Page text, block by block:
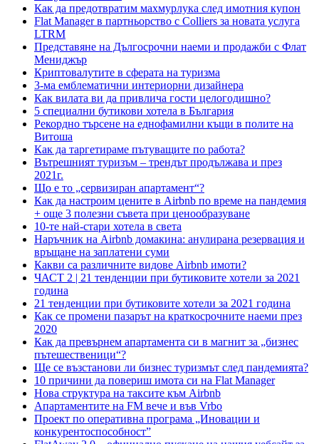
Как да предотвратим махмурлука след имотния купон
Flat Manager в партньорство с Colliers за новата услуга
LTRM
Представяне на Дългосрочни наеми и продажби с Флат
Мениджър
Криптовалутите в сферата на туризма
3-ма емблематични интериорни дизайнера
Как вилата ви да привлича гости целогодишно?
5 специални бутикови хотела в България
Рекордно търсене на еднофамилни къщи в полите на
Витоша
Как да таргетираме пътуващите по работа?
Вътрешният туризъм – трендът продължава и през
2021г.
Що е то „сервизиран апартамент“?
Как да настроим цените в Airbnb по време на пандемия
+ още 3 полезни съвета при ценообразуване
10-те най-стари хотела в света
Наръчник на Airbnb домакина: анулирана резервация и
връщане на заплатени суми
Какви са различните видове Airbnb имоти?
ЧАСТ 2 | 21 тенденции при бутиковите хотели за 2021
година
21 тенденции при бутиковите хотели за 2021 година
Как се промени пазарът на краткосрочните наеми през
2020
Как да превърнем апартамента си в магнит за „бизнес
пътешественици“?
Ще се възстанови ли бизнес туризмът след пандемията?
10 причини да повериш имота си на Flat Manager
Нова структура на таксите към Airbnb
Апартаментите на FM вече и във Vrbo
Проект по оперативна програма „Иновации и
конкурентоспособност”